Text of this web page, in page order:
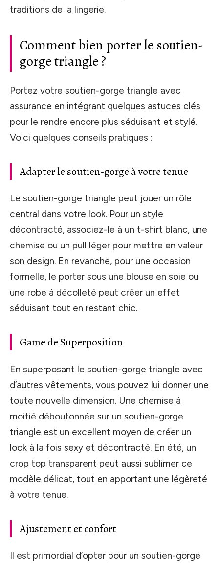
traditions de la lingerie.
Comment bien porter le soutien-
gorge triangle ?
Portez votre soutien-gorge triangle avec
assurance en intégrant quelques astuces clés
pour le rendre encore plus séduisant et stylé.
Voici quelques conseils pratiques :
Adapter le soutien-gorge à votre tenue
Le soutien-gorge triangle peut jouer un rôle
central dans votre look. Pour un style
décontracté, associez-le à un t-shirt blanc, une
chemise ou un pull léger pour mettre en valeur
son design. En revanche, pour une occasion
formelle, le porter sous une blouse en soie ou
une robe à décolleté peut créer un effet
séduisant tout en restant chic.
Game de Superposition
En superposant le soutien-gorge triangle avec
d’autres vêtements, vous pouvez lui donner une
toute nouvelle dimension. Une chemise à
moitié déboutonnée sur un soutien-gorge
triangle est un excellent moyen de créer un
look à la fois sexy et décontracté. En été, un
crop top transparent peut aussi sublimer ce
modèle délicat, tout en apportant une légèreté
à votre tenue.
Ajustement et confort
Il est primordial d’opter pour un soutien-gorge